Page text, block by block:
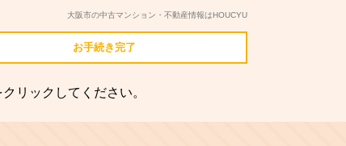
大阪市の中古マンション・不動産情報はHOUCYU
お手続き完了
リックしてください。